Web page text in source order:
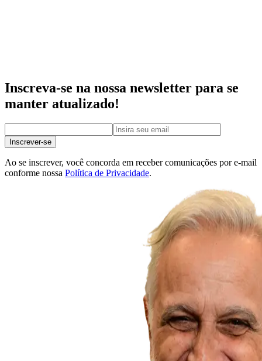
Inscreva-se na nossa newsletter para se
manter atualizado!
Inscrever-se
Ao se inscrever, você concorda em receber comunicações por e-mail
conforme nossa Política de Privacidade.